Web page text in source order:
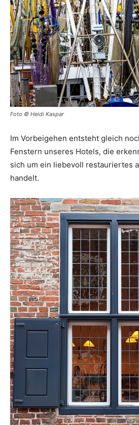
Foto © Heidi Kaspar
Im Vorbeigehen entsteht gleich
Fenstern unseres Hotels, die
sich um ein liebevoll restauriertes
handelt.